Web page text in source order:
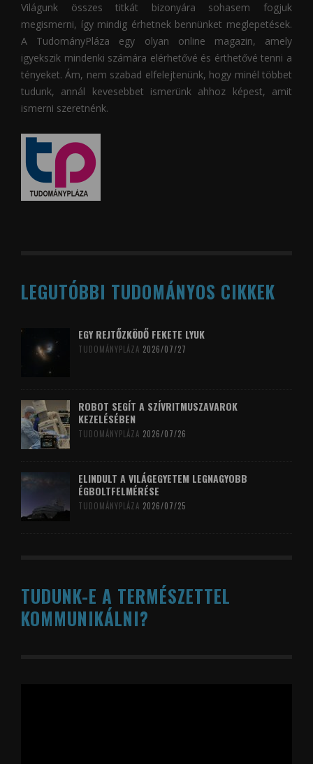
Világunk összes titkát bizonyára sohasem fogjuk
megismerni, így mindig érhetnek bennünket meglepetések.
A TudományPláza egy olyan online magazin, amely
igyekszik mindenki számára elérhetővé és érthetővé tenni a
tényeket. Ám, nem szabad elfelejtenünk, hogy minél többet
tudunk, annál kevesebbet ismerünk ahhoz képest, amit
ismerni szeretnénk.
LEGUTÓBBI TUDOMÁNYOS CIKKEK
EGY REJTŐZKÖDŐ FEKETE LYUK
TUDOMÁNYPLÁZA 2026/07/27
ROBOT SEGÍT A SZÍVRITMUSZAVAROK
KEZELÉSÉBEN
TUDOMÁNYPLÁZA 2026/07/26
ELINDULT A VILÁGEGYETEM LEGNAGYOBB
ÉGBOLTFELMÉRÉSE
TUDOMÁNYPLÁZA 2026/07/25
TUDUNK-E A TERMÉSZETTEL
KOMMUNIKÁLNI?